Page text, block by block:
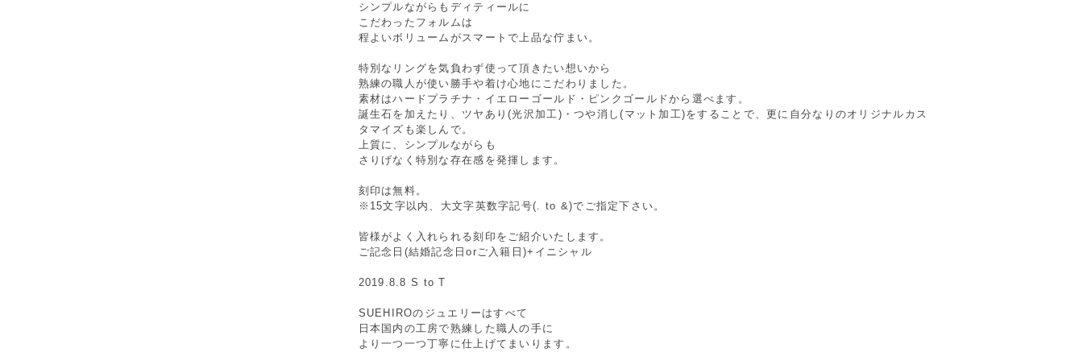
シンプルながらもディティールに
こだわったフォルムは
程よいボリュームがスマートで上品な佇まい。
特別なリングを気負わず使って頂きたい想いから
熟練の職人が使い勝手や着け心地にこだわりました。
素材はハードプラチナ・イエローゴールド・ピンクゴールドから選べます。
誕生石を加えたり、ツヤあり(光沢加工)・つや消し(マット加工)をすることで、更に自分なりのオリジナルカス
タマイズも楽しんで。
上質に、シンプルながらも
さりげなく特別な存在感を発揮します。
刻印は無料。
※15文字以内、大文字英数字記号(. to &)でご指定下さい。
皆様がよく入れられる刻印をご紹介いたします。
ご記念日(結婚記念日orご入籍日)+イニシャル
2019.8.8 S to T
SUEHIROのジュエリーはすべて
日本国内の工房で熟練した職人の手に
より一つ一つ丁寧に仕上げてまいります。